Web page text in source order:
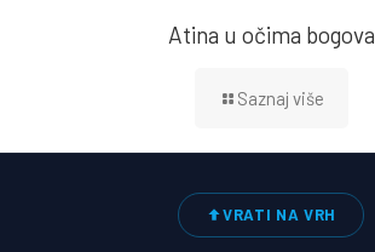
Atina u očima bogova
Saznaj više
VRATI NA VRH